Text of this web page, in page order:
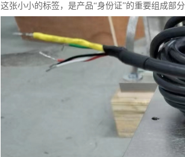
这张小小的标签，是产品“身份证”的重要组成部分